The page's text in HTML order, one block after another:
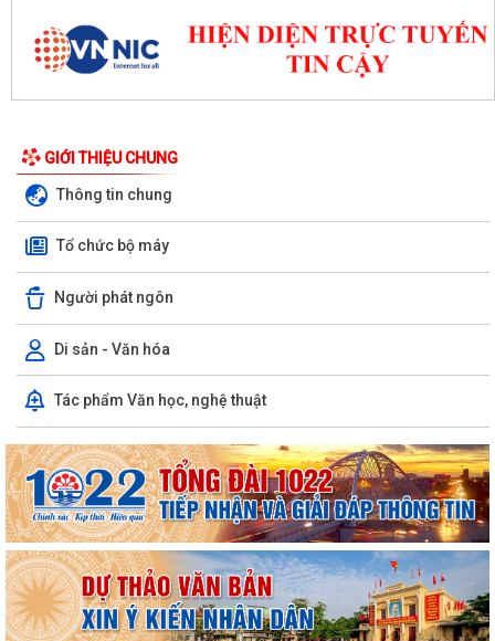
GIỚI THIỆU CHUNG
Thông tin chung
Tổ chức bộ máy
Người phát ngôn
Di sản - Văn hóa
Tác phẩm Văn học, nghệ thuật